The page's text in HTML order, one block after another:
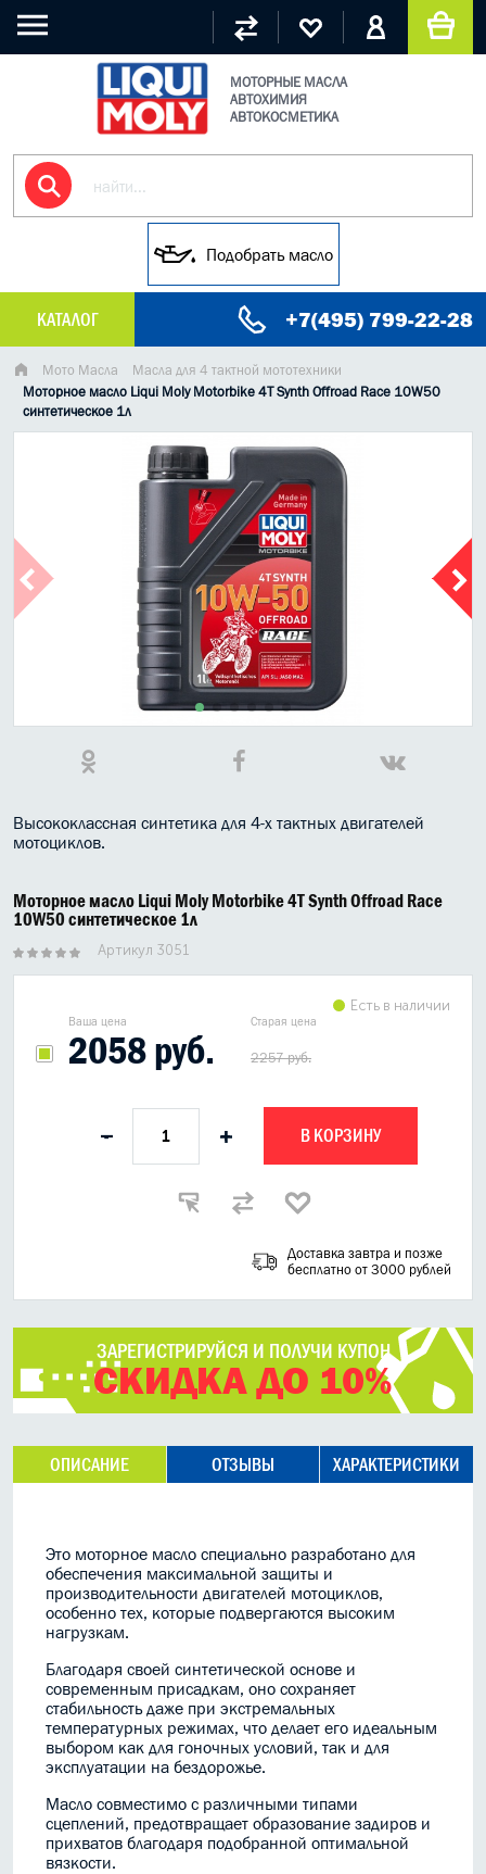
МОТОРНЫЕ МАСЛА
АВТОХИМИЯ
АВТОКОСМЕТИКА
Подобрать масло
КАТАЛОГ +7(495) 799-22-28
МАСЛО МОТОРНОЕ
ГРУЗОВЫЕ МАСЛА
ГИДРАВЛИЧЕСКИЕ МАСЛА
КОНСИСТЕНТНАЯ СМАЗКА
БОЧКИ МАСЛА
ИНДУСТРИАЛЬНЫЕ МАСЛА
АНТИФРИЗЫ СПЕЦЖИДКОСТИ
ПРИСАДКИ АВТОХИМИЯ
МОТО МАСЛА
ВСЕ БРЕНДЫ
Мото Масла
Масла для 4 тактной мототехники
Моторное масло Liqui Moly Motorbike 4T Synth Offroad Race 10W50
синтетическое 1л
Высококлассная синтетика для 4-х тактных двигателей
мотоциклов.
Моторное масло Liqui Moly Motorbike 4T Synth Offroad Race
10W50 синтетическое 1л
Артикул 3051
Ваша цена Старая цена
2058 руб. 2257 руб.
Есть в наличии
- + В КОРЗИНУ
Доставка завтра и позже
бесплатно от 3000 рублей
ЗАРЕГИСТРИРУЙСЯ И ПОЛУЧИ КУПОН
СКИДКА ДО 10%
ОПИСАНИЕ ОТЗЫВЫ ХАРАКТЕРИСТИКИ
Это моторное масло специально разработано для
обеспечения максимальной защиты и
производительности двигателей мотоциклов,
особенно тех, которые подвергаются высоким
нагрузкам.
Благодаря своей синтетической основе и
современным присадкам, оно сохраняет
стабильность даже при экстремальных
температурных режимах, что делает его идеальным
выбором как для гоночных условий, так и для
эксплуатации на бездорожье.
Масло совместимо с различными типами
сцеплений, предотвращает образование задиров и
прихватов благодаря подобранной оптимальной
вязкости.